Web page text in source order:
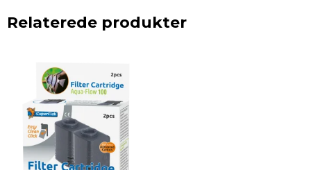
Relaterede produkter